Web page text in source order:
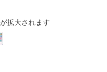
拡大されます